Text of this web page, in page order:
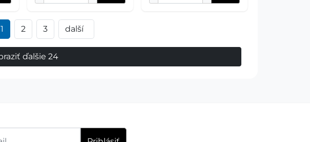
1 2 3 další
ďalšie 24